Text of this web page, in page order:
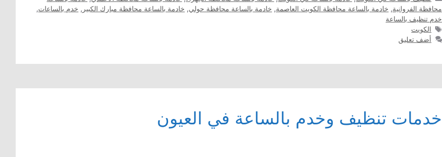
محافظة الفروانية, خادمة بالساعة محافظة الكويت العاصمة, خادمة بالساعة محافظة حولي, خادمة بالساعة محافظة مبارك الكبير , خدم بالساعات,
خدم تنظيف بالساعة
الوسوم
الكويت
أضف تعليق
خدمات تنظيف وخدم بالساعة في العيون